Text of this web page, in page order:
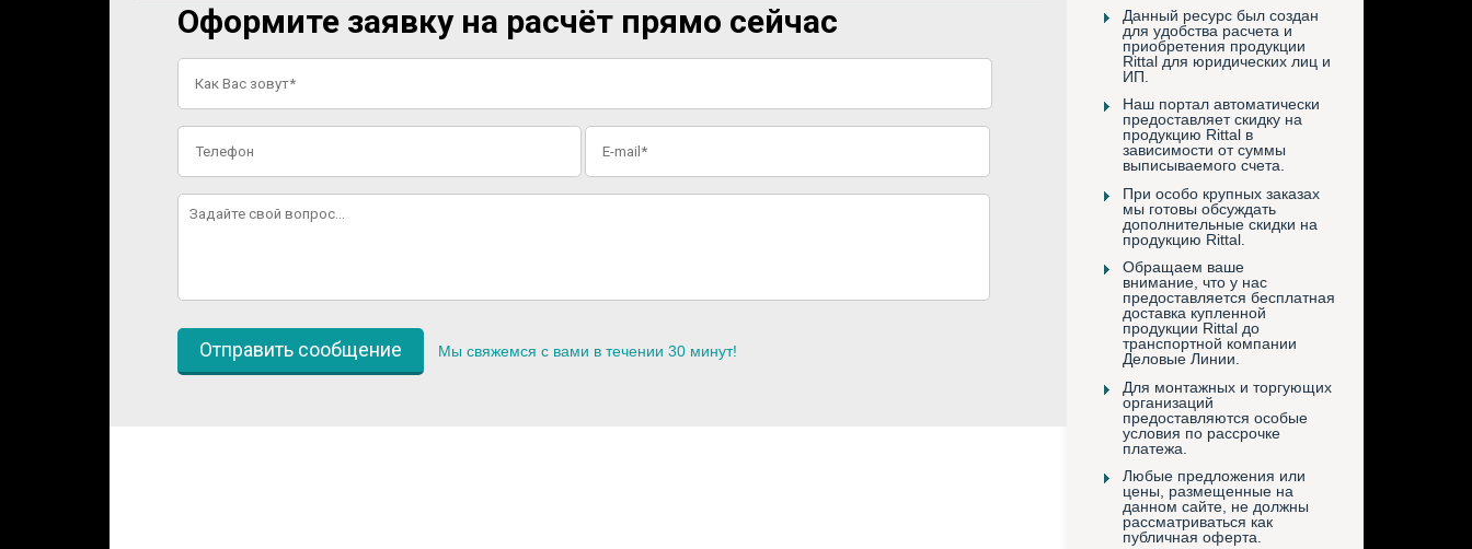
Данный ресурс был создан
для удобства расчета и
приобретения продукции
Rittal для юридических лиц и
ИП.
Наш портал автоматически
предоставляет скидку на
продукцию Rittal в
зависимости от суммы
выписываемого счета.
При особо крупных заказах
мы готовы обсуждать
дополнительные скидки на
продукцию Rittal.
Обращаем ваше
внимание, что у нас
предоставляется бесплатная
доставка купленной
продукции Rittal до
транспортной компании
Деловые Линии.
Для монтажных и торгующих
организаций
предоставляются особые
условия по рассрочке
платежа.
Любые предложения или
цены, размещенные на
данном сайте, не должны
рассматриваться как
публичная оферта.
Оформите заявку на расчёт прямо сейчас
Мы свяжемся с вами в течении 30 минут!